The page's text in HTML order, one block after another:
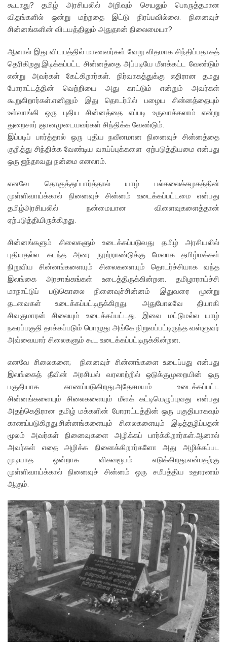
கூடாது? தமிழ் அரசியலில் அறிவும் செயலும் பொருத்தமான
விதங்களில் ஒன்று மற்றதை இட்டு நிரப்பவில்லை. நினைவுச்
சின்னங்களின் விடயத்திலும் அதுதான் நிலைமையா?
ஆனால் இது விடயத்தில் மாணவர்கள் வேறு விதமாக சிந்திப்பதாகத்
தெரிகிறது.இடிக்கப்பட்ட சின்னத்தை அப்படியே மீளக்கட்ட வேண்டும்
என்று அவர்கள் கேட்கிறார்கள். நிர்வாகத்துக்கு எதிரான தமது
போராட்டத்தின் வெற்றியை அது காட்டும் என்றும் அவர்கள்
கூறுகிறார்கள்.எனினும் இது தொடர்பில் பழைய சின்னத்தையும்
உள்வாங்கி ஒரு புதிய சின்னத்தை எப்படி உருவாக்கலாம் என்று
துறைசார் ஞானமுடையவர்கள் சிந்திக்க வேண்டும்.
இப்படிப் பார்த்தால் ஒரு புதிய நவீனமான நினைவுச் சின்னத்தை
குறித்து சிந்திக்க வேண்டிய வாய்ப்புக்களை ஏற்படுத்தியமை என்பது
ஒரு ஐந்தாவது நன்மை எனலாம்.
எனவே தொகுத்துப்பார்த்தால் யாழ் பல்கலைக்கழகத்தின்
முள்ளிவாய்க்கால் நினைவுச் சின்னம் உடைக்கப்பட்டமை என்பது
தமிழ்அரசியலில் நன்மையான விளைவுகளைத்தான்
ஏற்படுத்தியிருக்கிறது.
சின்னங்களும் சிலைகளும் உடைக்கப்படுவது தமிழ் அரசியலில்
புதியதல்ல. கடந்த அரை நூற்றாண்டுக்கு மேலாக தமிழ்மக்கள்
நிறுவிய சின்னங்களையும் சிலைகளையும் தொடர்ச்சியாக வந்த
இலங்கை அரசாங்கங்கள் உடைத்திருக்கின்றன. தமிழாராய்ச்சி
மாநாட்டுப் படுகொலை நினைவுச்சின்னம் இதுவரை மூன்று
தடவைகள் உடைக்கப்பட்டிருக்கிறது. அதுபோலவே தியாகி
சிவகுமாரன் சிலையும் உடைக்கப்பட்டது. இவை மட்டுமல்ல யாழ்
நகரப்பகுதி தாக்கப்படும் பொழுது அங்கே நிறுவப்பட்டிருந்த வள்ளுவர்
அவ்வையார் சிலைகளும் கூட உடைக்கப்பட்டிருக்கின்றன.
எனவே சிலைகளை; நினைவுச் சின்னங்களை உடைப்பது என்பது
இலங்கைத் தீவின் அரசியல் வரலாற்றில் ஒடுக்குமுறையின் ஒரு
பகுதியாக காணப்படுகிறது.அதேசமயம் உடைக்கப்பட்ட
சின்னங்களையும் சிலைகளையும் மீளக் கட்டியெழுப்புவது என்பது
அதற்கெதிரான தமிழ் மக்களின் போராட்டத்தின் ஒரு பகுதியாகவும்
காணப்படுகிறது.சின்னங்களையும் சிலைகளையும் இடித்தழிப்பதன்
மூலம் அவர்கள் நினைவுகளை அழிக்கப் பார்க்கிறார்கள்.ஆனால்
அவர்கள் எதை அழிக்க நினைக்கிறார்களோ அது அழிக்கப்பட
முடியாத ஒன்றாக விசுவரூபம் எடுக்கிறது.என்பதற்கு
முள்ளிவாய்க்கால் நினைவுச் சின்னம் ஒரு சமீபத்திய உதாரணம்
ஆகும்.